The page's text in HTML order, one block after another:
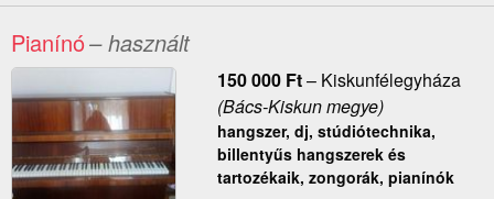
Pianínó– használt
150 000 Ft– Kiskunfélegyháza
(Bács-Kiskun megye)
hangszer, dj, stúdiótechnika,
billentyűs hangszerek és
tartozékaik, zongorák, pianínók